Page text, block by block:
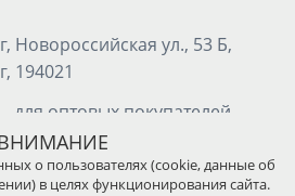
Новороссийская ул., 53 Б,
194021
- для оптовых покупателей
для розничных покупателей
проезд д.5, стр. 4, под.3
о пользователях (cookie, данные об
в целях функционирования сайта.